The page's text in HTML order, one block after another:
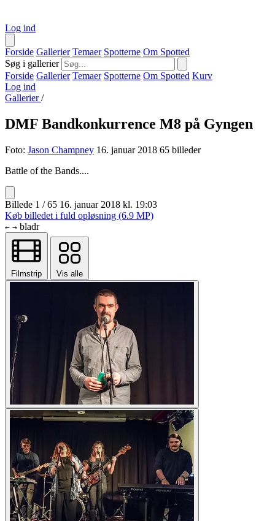
Log ind
Forside Gallerier Temaer Spotterne Om Spotted
Søg i gallerier
Forside Gallerier Temaer Spotterne Om Spotted Kurv
Log ind
Gallerier/
DMF Bandkonkurrence M8 på Gyngen
Foto: Jason Champney 16. januar 2018 65 billeder
Battle of the Bands....
Billede 1 / 65 16. januar 2018 kl. 19:03
Køb billedet i fuld opløsning (6.9 MP)
← → bladr
Filmstrip Vis alle